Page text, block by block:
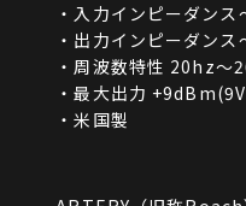
・入力インピーダンス
・出力インピーダン
・周波数特性 20hz～
・最大出力
・米国製